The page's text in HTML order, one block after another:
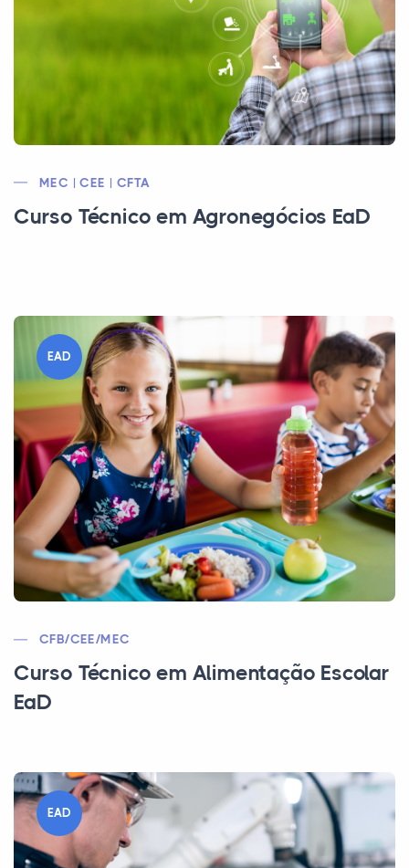
MEC | CEE | CFTA
Curso Técnico em Agronegócios EaD
EAD
CFB/CEE/MEC
Curso Técnico em Alimentação Escolar
EaD
EAD